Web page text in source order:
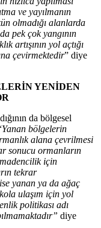
ve yayılmanın
olmadığı alanlarda
pek çok yangının
artışının yol açtığı
çevirmektedir” diye
YENİDEN
da bölgesel
Yanan bölgelerin
alana çevrilmesi
sonucu ormanların
madencilik için
tekrar
yanan ya da ağaç
ulaşım için yol
politikası adı
diye